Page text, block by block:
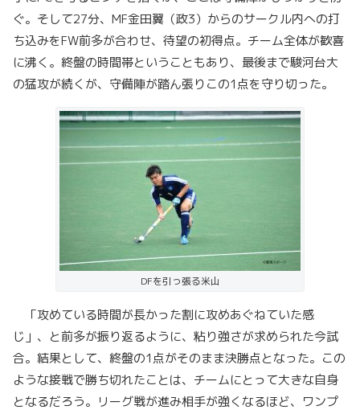
ぐ。そして27分、MF金田翼（政3）からのサークル内への打
ち込みをFW前多が合わせ、待望の初得点。チーム全体が歓喜
に沸く。終盤の時間帯ということもあり、最後まで駿河台大
の猛攻が続くが、守備陣が踏ん張りこの1点を守り切った。
DFを引っ張る米山
「攻めている時間が長かった割に攻めあぐねていた感
じ」、と前多が振り返るように、粘り強さが求められた今試
合。結果として、終盤の1点がそのまま決勝点となった。この
ような接戦で勝ち切れたことは、チームにとって大きな自身
となるだろう。リーグ戦が進み相手が強くなるほど、ワンプ